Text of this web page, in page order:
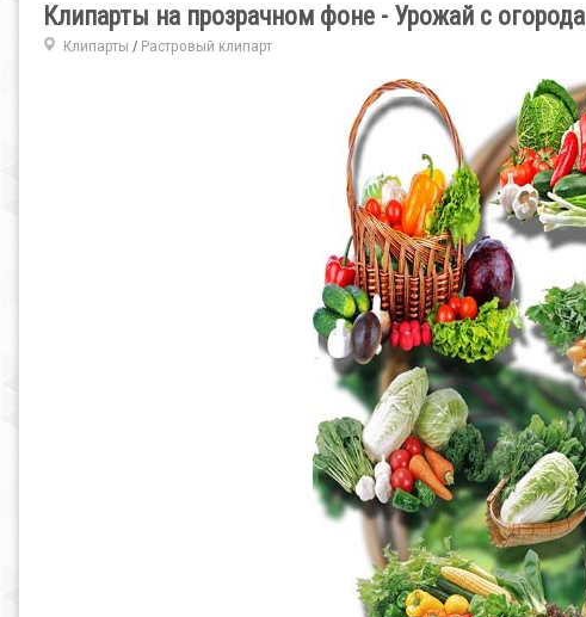
Клипарты на прозрачном фоне - Урожай с огорода
Клипарты / Растровый клипарт